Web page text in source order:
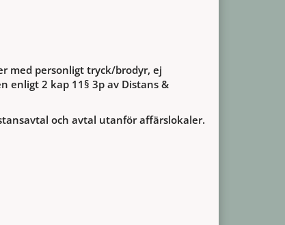
med personligt tryck/brodyr, ej
enligt 2 kap 11§ 3p av Distans &
och avtal utanför affärslokaler.